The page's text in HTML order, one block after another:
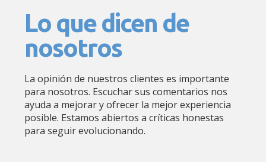
Lo que dicen de
nosotros
La opinión de nuestros clientes es importante
para nosotros. Escuchar sus comentarios nos
ayuda a mejorar y ofrecer la mejor experiencia
posible. Estamos abiertos a críticas honestas
para seguir evolucionando.